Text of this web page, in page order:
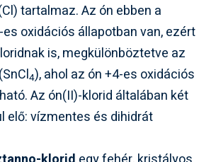
tartalmaz. Az ón ebben a
oxidációs állapotban van, ezért
is, megkülönböztetve az
4), ahol az ón +4-es oxidációs
Az ón(II)-klorid általában két
elő: vízmentes és dihidrát